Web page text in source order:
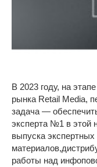
В 2023 году, на
рынка Retail Media,
задача —
эксперта №1 в этой
выпуска экспертных
работы над